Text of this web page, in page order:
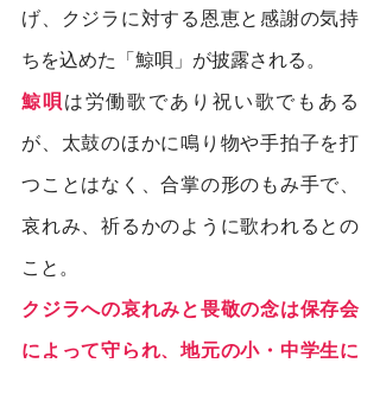
げ、クジラに対する恩恵と感謝の気持
ちを込めた「鯨唄」が披露される。
鯨唄 は労働歌であり祝い歌でもある
が、太鼓のほかに鳴り物や手拍子を打
つことはなく、合掌の形のもみ手で、
哀れみ、祈るかのように歌われるとの
こと。
クジラへの哀れみと畏敬の念は保存会
によって守られ、地元の小・中学生に